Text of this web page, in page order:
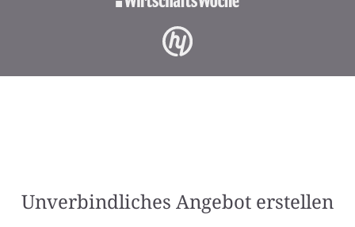
Unverbindliches Angebot erstellen